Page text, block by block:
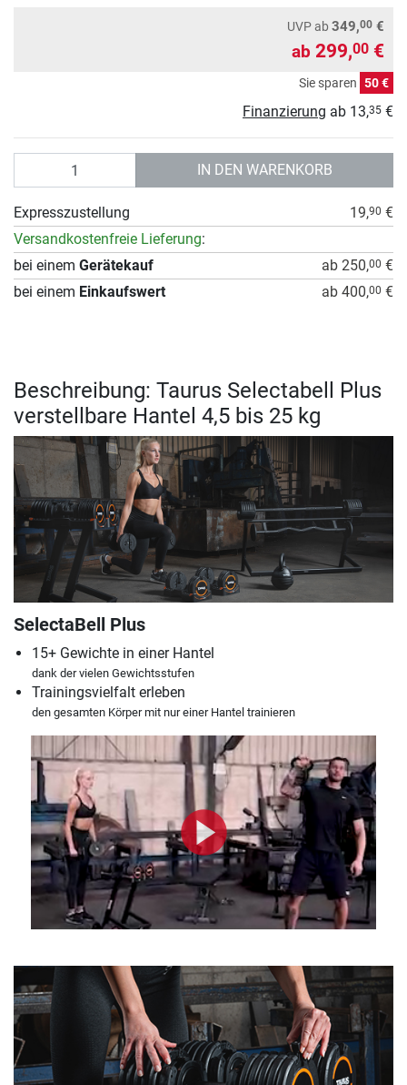
UVPab 349,00 €
ab 299,00 €
Sie sparen 50 €
Finanzierung ab 13,35 €
IN DEN WARENKORB
Expresszustellung 19,90 €
Versandkostenfreie Lieferung:
bei einem Gerätekauf ab 250,00 €
bei einem Einkaufswert ab 400,00 €
Beschreibung: Taurus Selectabell Plus
verstellbare Hantel 4,5 bis 25 kg
SelectaBell Plus
15+ Gewichte in einer Hantel
dank der vielen Gewichtsstufen
Trainingsvielfalt erleben
den gesamten Körper mit nur einer Hantel trainieren